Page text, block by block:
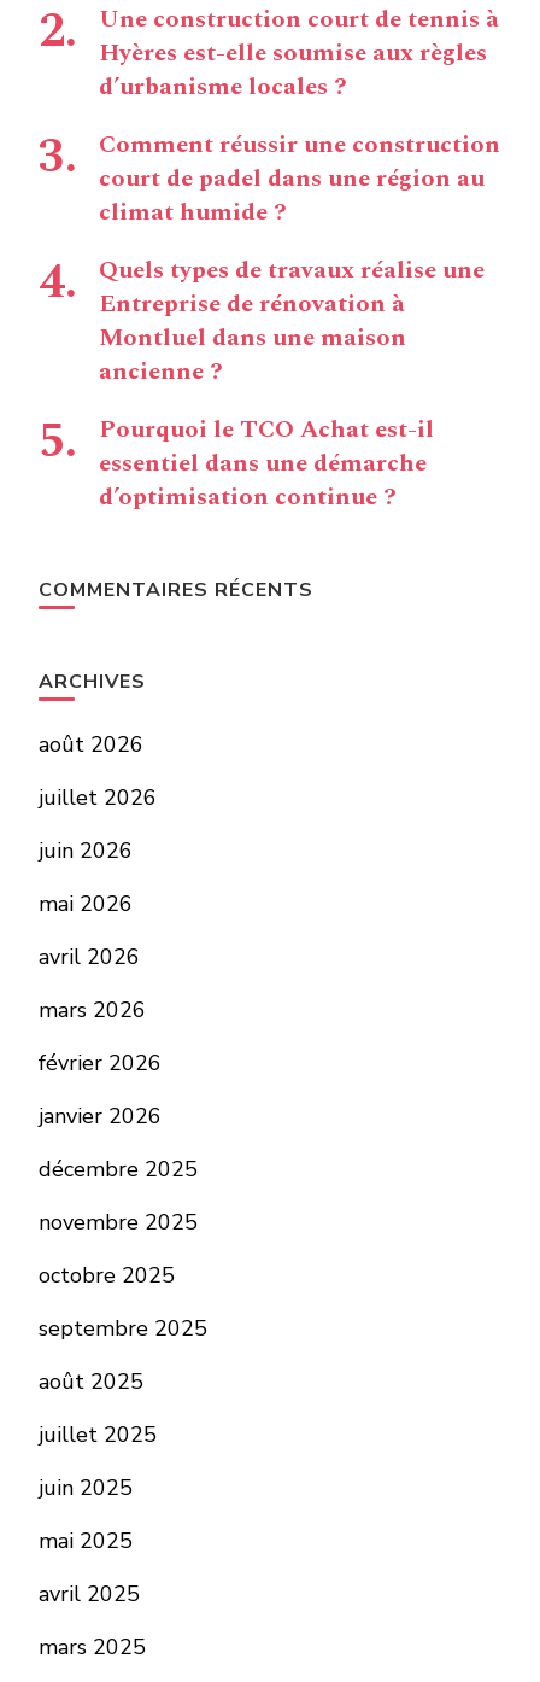
Une construction court de tennis à
Hyères est-elle soumise aux règles
d’urbanisme locales ?
Comment réussir une construction
court de padel dans une région au
climat humide ?
Quels types de travaux réalise une
Entreprise de rénovation à
Montluel dans une maison
ancienne ?
Pourquoi le TCO Achat est-il
essentiel dans une démarche
d’optimisation continue ?
COMMENTAIRES RÉCENTS
ARCHIVES
août 2026
juillet 2026
juin 2026
mai 2026
avril 2026
mars 2026
février 2026
janvier 2026
décembre 2025
novembre 2025
octobre 2025
septembre 2025
août 2025
juillet 2025
juin 2025
mai 2025
avril 2025
mars 2025